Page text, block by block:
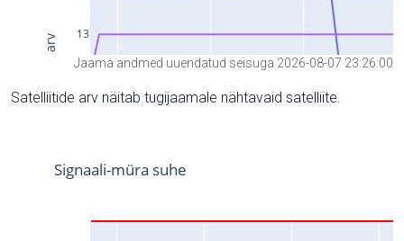
Jaama andmed uuendatud seisuga 2026-08-07 23:26:00
Satelliitide arv näitab tugijaamale nähtavaid satelliite.